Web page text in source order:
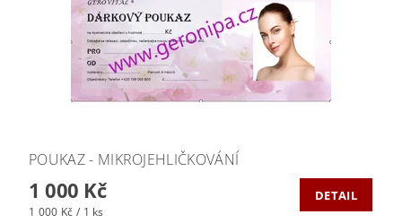
POUKAZ - MIKROJEHLIČKOVÁNÍ
1 000 Kč
1 000 Kč / 1 ks
DETAIL